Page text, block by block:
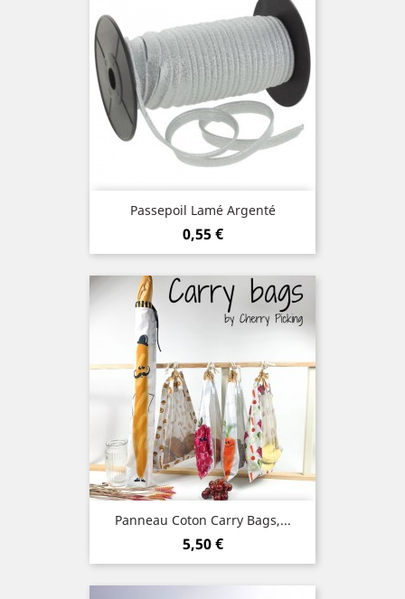
Passepoil Lamé Argenté
Prix
0,55 €
Panneau Coton Carry Bags,...
Prix
5,50 €